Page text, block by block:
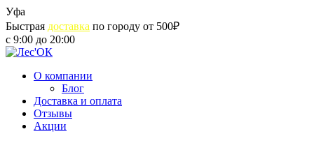
Skip
to
content
Уфа
Быстрая доставка по городу от 500₽
с 9:00 до 20:00
О компании
Блог
Доставка и оплата
Отзывы
Акции